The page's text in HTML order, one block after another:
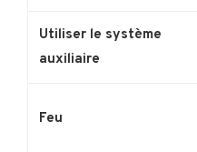
Utiliser le système
auxiliaire
Feu